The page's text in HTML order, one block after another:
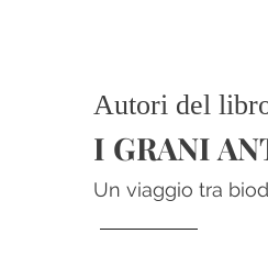
Autori del
I GRANI
Un viaggio tra